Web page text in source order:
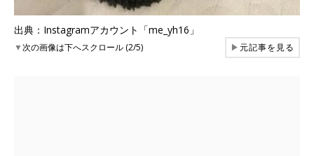
出典：Instagramアカウント「me_yh16」
▼次の画像は下へスクロール (2/5) ▶元記事を見る